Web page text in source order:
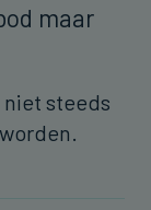
maar
niet steeds